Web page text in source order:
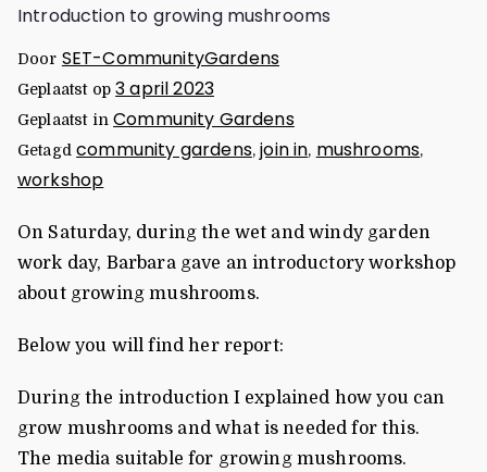
Introduction to growing mushrooms
Door SET-CommunityGardens
Geplaatst op3 april 2023
Geplaatst inCommunity Gardens
Getagdcommunity gardens,join in, mushrooms,
workshop
On Saturday, during the wet and windy garden
work day, Barbara gave an introductory workshop
about growing mushrooms.
Below you will find her report:
During the introduction I explained how you can
grow mushrooms and what is needed for this.
The media suitable for growing mushrooms.